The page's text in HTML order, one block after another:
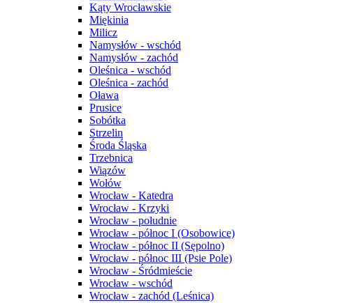
Kąty Wrocławskie
Miękinia
Milicz
Namysłów - wschód
Namysłów - zachód
Oleśnica - wschód
Oleśnica - zachód
Oława
Prusice
Sobótka
Strzelin
Środa Śląska
Trzebnica
Wiązów
Wołów
Wrocław - Katedra
Wrocław - Krzyki
Wrocław - południe
Wrocław - północ I (Osobowice)
Wrocław - północ II (Sępolno)
Wrocław - północ III (Psie Pole)
Wrocław - Śródmieście
Wrocław - wschód
Wrocław - zachód (Leśnica)